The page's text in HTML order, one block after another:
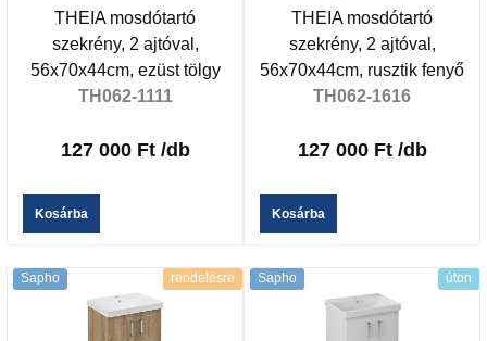
THEIA mosdótartó
szekrény, 2 ajtóval,
56x70x44cm, ezüst tölgy
TH062-1111
127 000 Ft /db
Kosárba
THEIA mosdótartó
szekrény, 2 ajtóval,
56x70x44cm, rusztik fenyő
TH062-1616
127 000 Ft /db
Kosárba
Sapho rendelésre Sapho úton